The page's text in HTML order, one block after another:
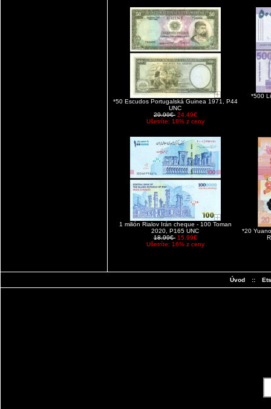
*50 Escudos Portugalská Guinea 1971, P44
UNC
29.99€ 24.49€
Ušetríte: 18% z ceny
*500
1 milión Rialov Irán cheque - 100 Toman
2020, P165 UNC
18.99€ 15.99€
Ušetríte: 16% z ceny
*20
Úvod ::